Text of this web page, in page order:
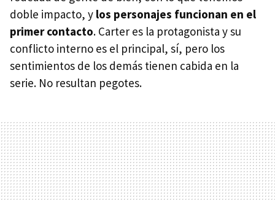
doble impacto, y los personajes funcionan en el
primer contacto. Carter es la protagonista y su
conflicto interno es el principal, sí, pero los
sentimientos de los demás tienen cabida en la
serie. No resultan pegotes.